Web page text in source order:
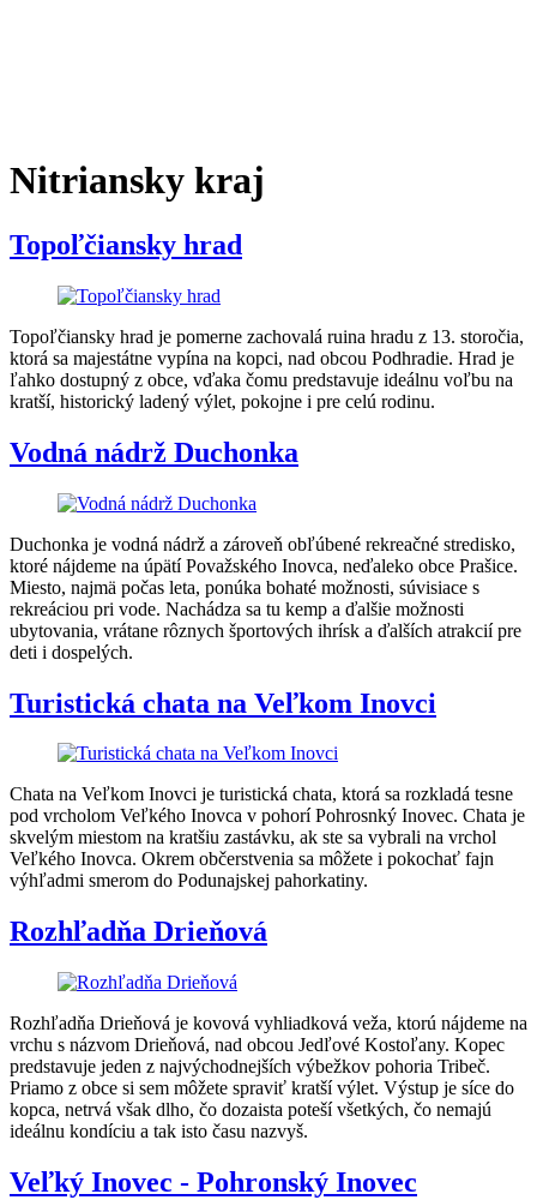
Nitriansky kraj
Topoľčiansky hrad
Topoľčiansky hrad je pomerne zachovalá ruina hradu z 13. storočia,
ktorá sa majestátne vypína na kopci, nad obcou Podhradie. Hrad je
ľahko dostupný z obce, vďaka čomu predstavuje ideálnu voľbu na
kratší, historický ladený výlet, pokojne i pre celú rodinu.
Vodná nádrž Duchonka
Duchonka je vodná nádrž a zároveň obľúbené rekreačné stredisko,
ktoré nájdeme na úpätí Považského Inovca, neďaleko obce Prašice.
Miesto, najmä počas leta, ponúka bohaté možnosti, súvisiace s
rekreáciou pri vode. Nachádza sa tu kemp a ďalšie možnosti
ubytovania, vrátane rôznych športových ihrísk a ďalších atrakcií pre
deti i dospelých.
Turistická chata na Veľkom Inovci
Chata na Veľkom Inovci je turistická chata, ktorá sa rozkladá tesne
pod vrcholom Veľkého Inovca v pohorí Pohrosnký Inovec. Chata je
skvelým miestom na kratšiu zastávku, ak ste sa vybrali na vrchol
Veľkého Inovca. Okrem občerstvenia sa môžete i pokochať fajn
výhľadmi smerom do Podunajskej pahorkatiny.
Rozhľadňa Drieňová
Rozhľadňa Drieňová je kovová vyhliadková veža, ktorú nájdeme na
vrchu s názvom Drieňová, nad obcou Jedľové Kostoľany. Kopec
predstavuje jeden z najvýchodnejších výbežkov pohoria Tribeč.
Priamo z obce si sem môžete spraviť kratší výlet. Výstup je síce do
kopca, netrvá však dlho, čo dozaista poteší všetkých, čo nemajú
ideálnu kondíciu a tak isto času nazvyš.
Veľký Inovec - Pohronský Inovec